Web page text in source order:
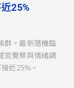
25%
群。最新隨機臨
官覺察與情緒調
近25%。